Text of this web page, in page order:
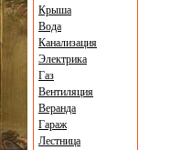
Крыша
Вода
Канализация
Электрика
Газ
Вентиляция
Веранда
Гараж
Лестница